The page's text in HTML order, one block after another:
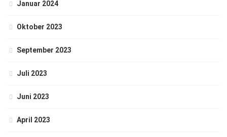
Januar 2024
Oktober 2023
September 2023
Juli 2023
Juni 2023
April 2023